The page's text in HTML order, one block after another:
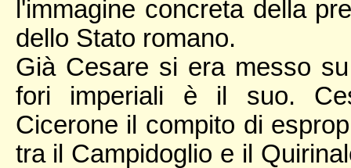
l'immagine concreta della
dello Stato romano.
Già Cesare si era messo
fori imperiali è il suo.
Cicerone il compito di
tra il Campidoglio e il